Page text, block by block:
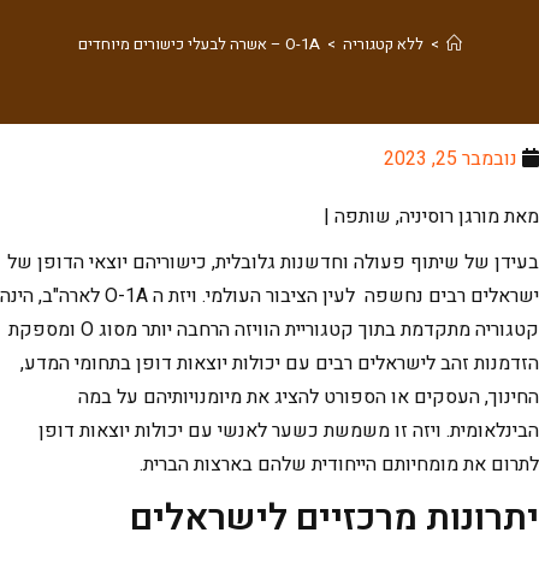
> ללא קטגוריה > O-1A – אשרה לבעלי כישורים מיוחדים
נובמבר 25, 2023
מאת מורגן רוסיניה, שותפה |
בעידן של שיתוף פעולה וחדשנות גלובלית, כישוריהם יוצאי הדופן של
ישראלים רבים נחשפה לעין הציבור העולמי. ויזת ה O-1A לארה"ב, הינה
קטגוריה מתקדמת בתוך קטגוריית הוויזה הרחבה יותר מסוג O ומספקת
הזדמנות זהב לישראלים רבים עם יכולות יוצאות דופן בתחומי המדע,
החינוך, העסקים או הספורט להציג את מיומנויותיהם על במה
הבינלאומית. ויזה זו משמשת כשער לאנשי עם יכולות יוצאות דופן
לתרום את מומחיותם הייחודית שלהם בארצות הברית.
יתרונות מרכזיים לישראלים